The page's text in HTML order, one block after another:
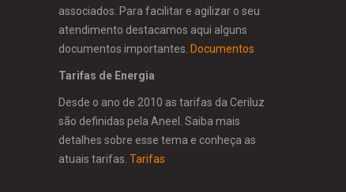
associados. Para facilitar e agilizar o seu
atendimento destacamos aqui alguns
documentos importantes. Documentos
Tarifas de Energia
Desde o ano de 2010 as tarifas da Ceriluz
são definidas pela Aneel. Saiba mais
detalhes sobre esse tema e conheça as
atuais tarifas. Tarifas